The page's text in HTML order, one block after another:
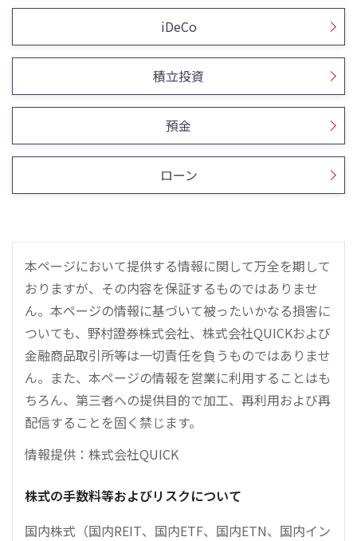
iDeCo
積立投資
預金
ローン
本ページにおいて提供する情報に関して万全を期して
おりますが、その内容を保証するものではありませ
ん。本ページの情報に基づいて被ったいかなる損害に
ついても、野村證券株式会社、株式会社QUICKおよび
金融商品取引所等は一切責任を負うものではありませ
ん。また、本ページの情報を営業に利用することはも
ちろん、第三者への提供目的で加工、再利用および再
配信することを固く禁じます。
情報提供：株式会社QUICK
株式の手数料等およびリスクについて
国内株式（国内REIT、国内ETF、国内ETN、国内イン